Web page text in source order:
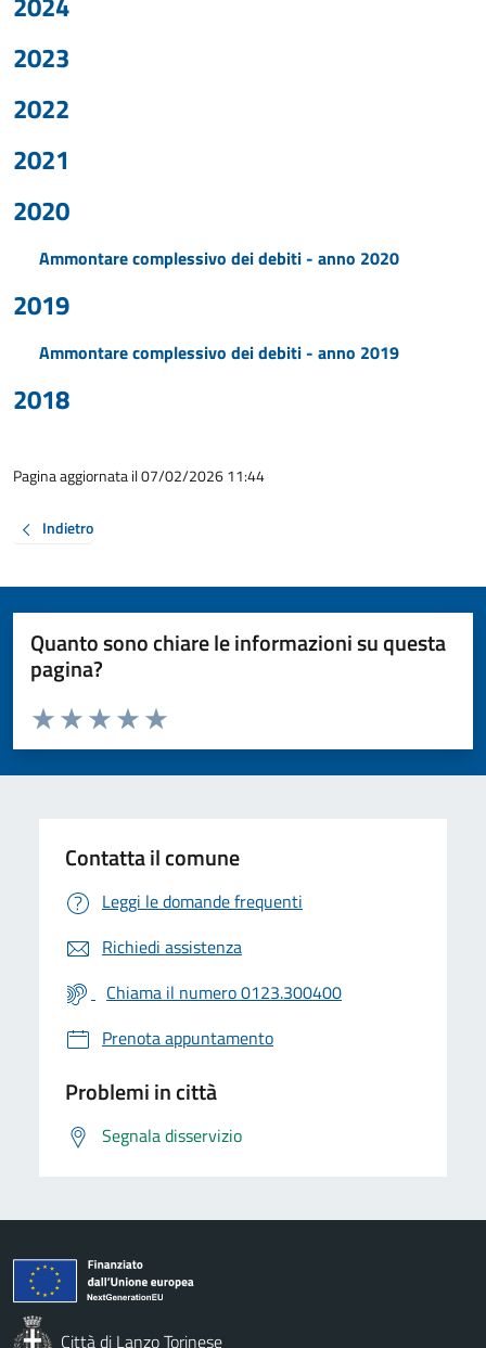
2023
2022
2021
2020
Ammontare complessivo dei debiti - anno 2020
2019
Ammontare complessivo dei debiti - anno 2019
2018
Pagina aggiornata il 07/02/2026 11:44
Indietro
Quanto sono chiare le informazioni su questa
pagina?
Valuta da 1 a 5 stelle la pagina
Valuta 5 stelle su 5
Valuta 4 stelle su 5
Valuta 3 stelle su 5
Valuta 2 stelle su 5
Valuta 1 stelle su 5
Contatta il comune
Leggi le domande frequenti
Richiedi assistenza
Chiama il numero 0123.300400
Prenota appuntamento
Problemi in città
Segnala disservizio
Città di Lanzo Torinese